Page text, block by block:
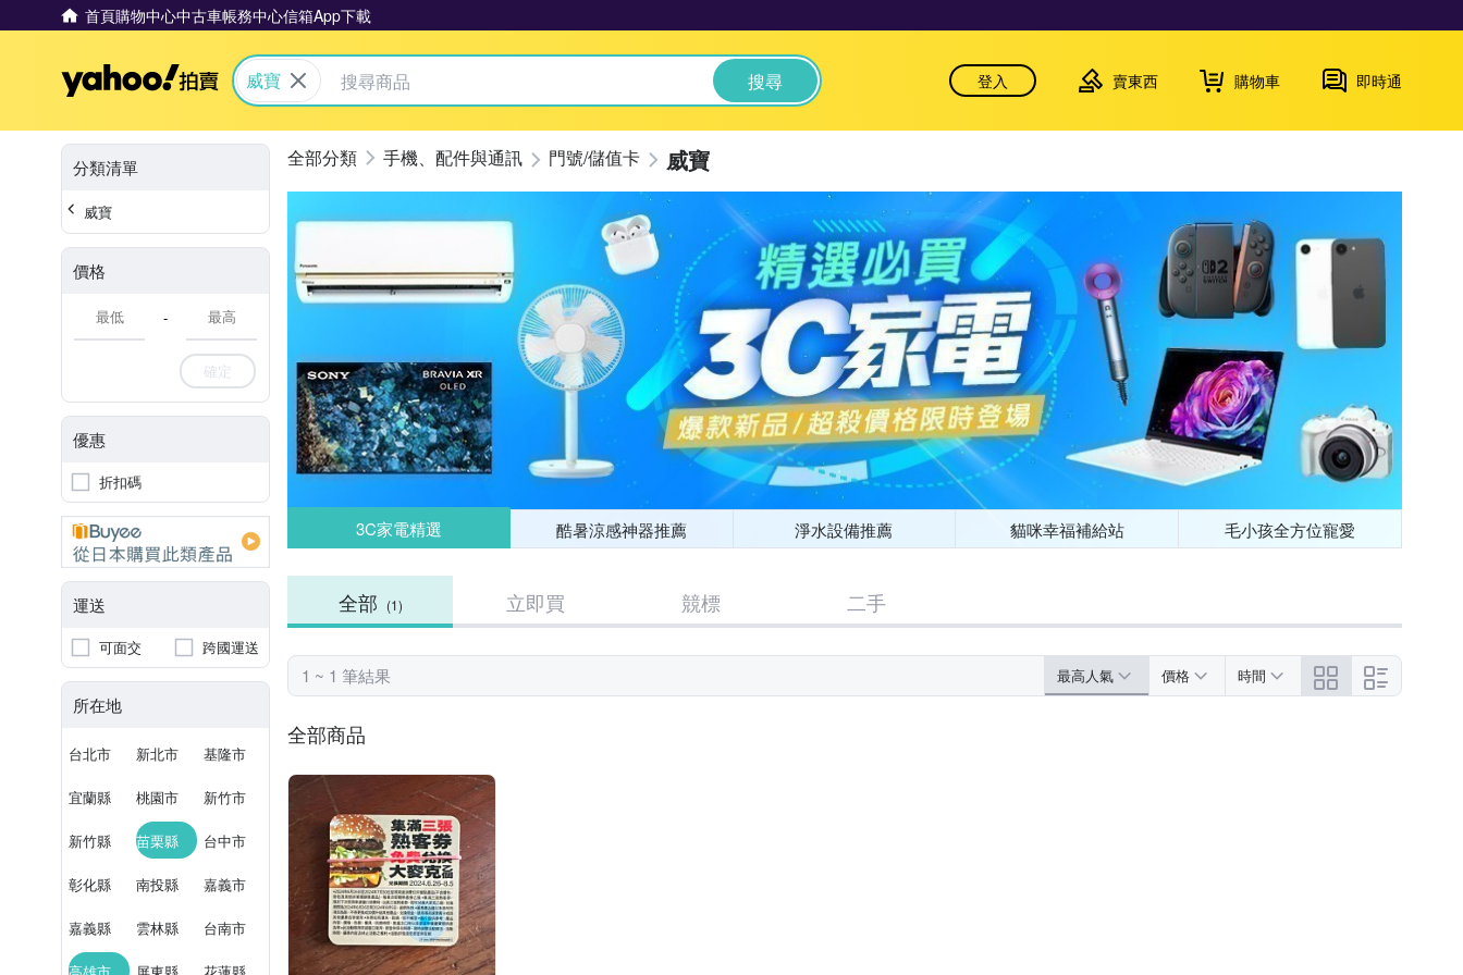
首頁購物中心中古車帳務中心信箱App下載
Yahoo拍賣
威寶 搜尋 登入 賣東西 購物車 即時通
分類清單
威寶
價格
-
確定
優惠
折扣碼
運送
可面交 跨國運送
所在地
台北市 新北市 基隆市
宜蘭縣 桃園市 新竹市
新竹縣 苗栗縣 台中市
彰化縣 南投縣 嘉義市
嘉義縣 雲林縣 台南市
手機、配件與通訊 門號/儲值卡 威寶
3C家電精選 酷暑涼感神器推薦 淨水設備推薦 貓咪幸福補給站 毛小孩全方位寵愛
全部 (1) 立即買 競標 二手
1 ~ 1 筆結果 最高人氣 價格 時間
全部商品